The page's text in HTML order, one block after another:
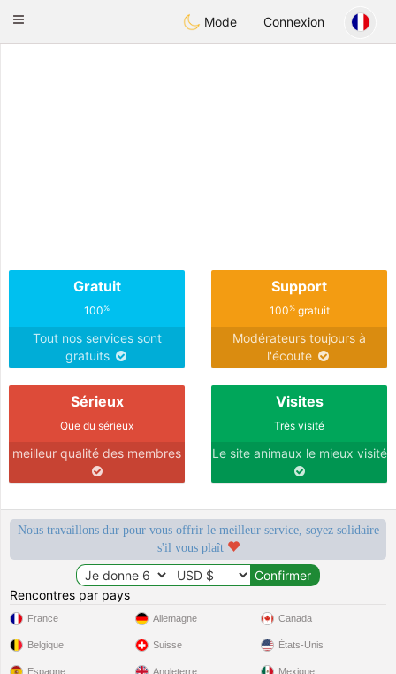
Animour
Toggle
Mode Connexion
Gratuit
100%
Tout nos services sont
gratuits
Support
100%gratuit
Modérateurs toujours à
l'écoute
Sérieux
Que du sérieux
meilleur qualité des membres
Visites
Très visité
Le site animaux le mieux visité
Nous travaillons dur pour vous offrir le meilleur service, soyez solidaire
s'il vous plaît
Rencontres par pays
France
Belgique
Espagne
Allemagne
Suisse
Angleterre
Canada
États-Unis
Mexique